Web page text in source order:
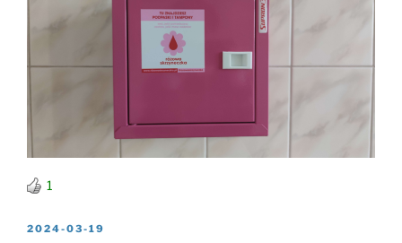
1
OPUBLIKOWANE
2024-03-19